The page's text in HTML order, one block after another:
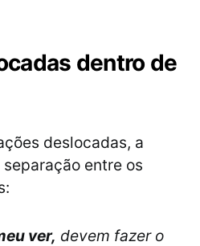
dentro de
deslocadas, a
entre os
ver, devem fazer o